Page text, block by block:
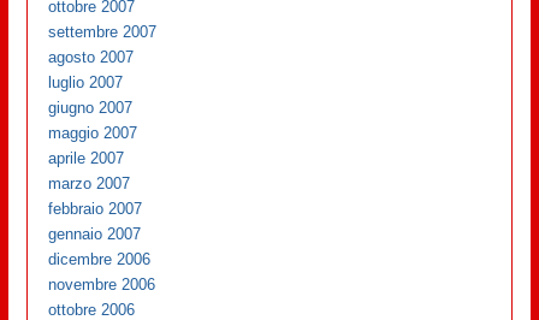
ottobre 2007
settembre 2007
agosto 2007
luglio 2007
giugno 2007
maggio 2007
aprile 2007
marzo 2007
febbraio 2007
gennaio 2007
dicembre 2006
novembre 2006
ottobre 2006